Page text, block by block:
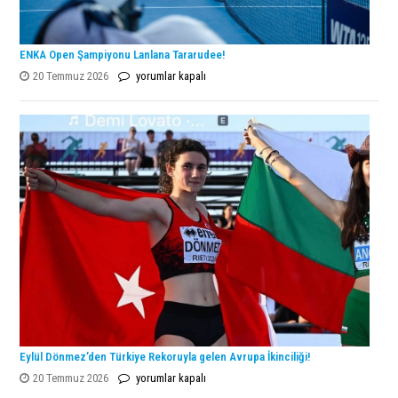
ENKA Open Şampiyonu Lanlana Tararudee!
20 Temmuz 2026
ENKA
Şampiyonu
Lanlana
Tararudee!
için
yorumlar kapalı
Eylül Dönmez’den Türkiye Rekoruyla gelen Avrupa İkinciliği!
20 Temmuz 2026
Eylül
yorumlar kapalı